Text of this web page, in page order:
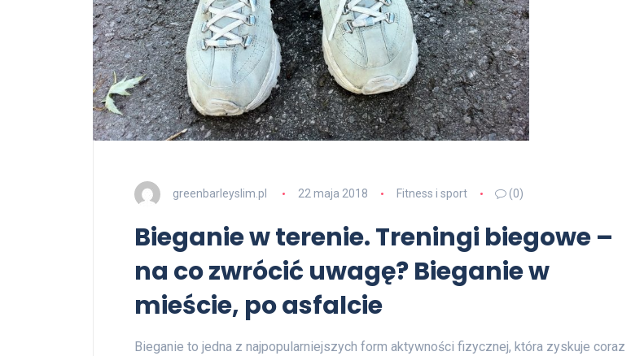
greenbarleyslim.pl 22 maja 2018 Fitness i sport (0)
Bieganie w terenie. Treningi biegowe –
na co zwrócić uwagę? Bieganie w
mieście, po asfalcie
Bieganie to jedna z najpopularniejszych form aktywności fizycznej, która zyskuje coraz